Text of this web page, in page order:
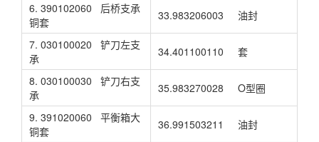
6. 390102060 后桥支承
铜套
33.983206003 油封
7. 030100020 铲刀左支
承
34.401100110 套
8. 030100030 铲刀右支
承
35.983270028 O型圈
9. 391020060 平衡箱大
铜套
36.991503211 油封